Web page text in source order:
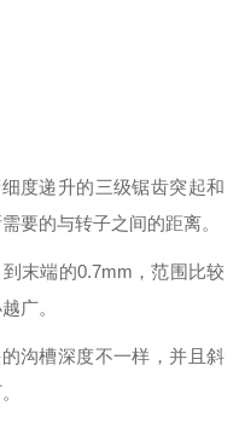
度递升的三级锯齿突起和
要的与转子之间的距离。
末端的0.7mm，范围比较
广。
沟槽深度不一样，并且斜